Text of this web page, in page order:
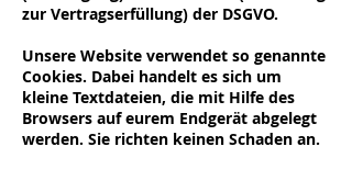
zur Vertragserfüllung) der DSGVO.
Unsere Website verwendet so genannte
Cookies. Dabei handelt es sich um
kleine Textdateien, die mit Hilfe des
Browsers auf eurem Endgerät abgelegt
werden. Sie richten keinen Schaden an.